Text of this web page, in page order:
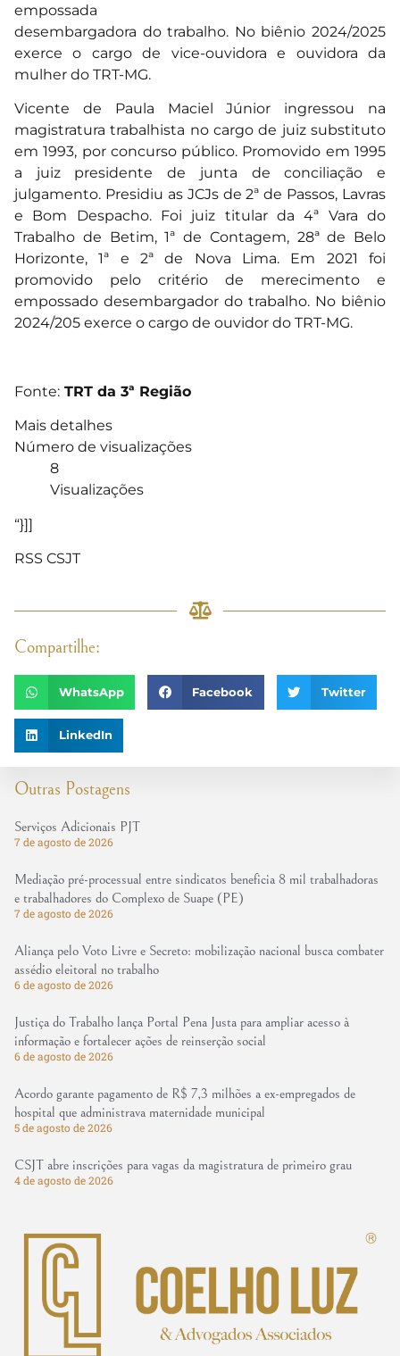
Outras Postagens
Serviços Adicionais PJT
7 de agosto de 2026
Mediação pré-processual entre sindicatos beneficia 8 mil trabalhadoras
e trabalhadores do Complexo de Suape (PE)
7 de agosto de 2026
Aliança pelo Voto Livre e Secreto: mobilização nacional busca combater
assédio eleitoral no trabalho
6 de agosto de 2026
Justiça do Trabalho lança Portal Pena Justa para ampliar acesso à
informação e fortalecer ações de reinserção social
6 de agosto de 2026
Acordo garante pagamento de R$ 7,3 milhões a ex-empregados de
hospital que administrava maternidade municipal
5 de agosto de 2026
CSJT abre inscrições para vagas da magistratura de primeiro grau
4 de agosto de 2026
empossada
desembargadora do trabalho. No biênio 2024/2025
exerce o cargo de vice-ouvidora e ouvidora da
mulher do TRT-MG.
Vicente de Paula Maciel Júnior ingressou na
magistratura trabalhista no cargo de juiz substituto
em 1993, por concurso público. Promovido em 1995
a juiz presidente de junta de conciliação e
julgamento. Presidiu as JCJs de 2ª de Passos, Lavras
e Bom Despacho. Foi juiz titular da 4ª Vara do
Trabalho de Betim, 1ª de Contagem, 28ª de Belo
Horizonte, 1ª e 2ª de Nova Lima. Em 2021 foi
promovido pelo critério de merecimento e
empossado desembargador do trabalho. No biênio
2024/205 exerce o cargo de ouvidor do TRT-MG.
Fonte: TRT da 3ª Região
Mais detalhes
Número de visualizações
8
Visualizações
“}]]
RSS CSJT
Compartilhe:
WhatsApp Facebook Twitter
LinkedIn